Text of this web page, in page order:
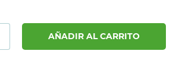
AÑADIR AL CARRITO